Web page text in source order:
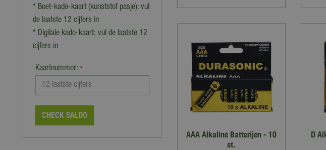
AAA Alkaline Batterijen - 10
st.
D
* Boet-kado-kaart (kunststof pasje): vul
de laatste 12 cijfers in
* Digitale kado-kaart; vul de laatste 12
cijfers in
Kaartnummer: *
CHECK SALDO